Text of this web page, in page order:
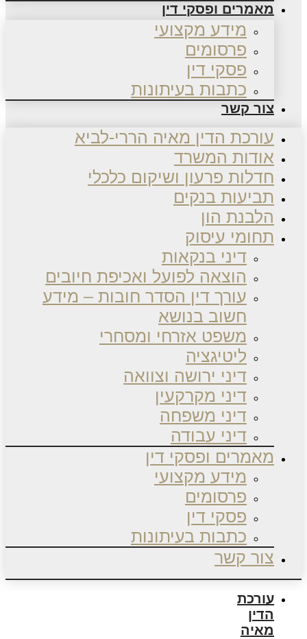
מאמרים ופסקי דין
מידע מקצועי
פרסומים
פסקי דין
כתבות בעיתונות
צור קשר
עורכת הדין מאיה הררי-לביא
אודות המשרד
חדלות פרעון ושיקום כלכלי
תביעות בנקים
הלבנת הון
תחומי עיסוק
דיני בנקאות
הוצאה לפועל ואכיפת חיובים
עורך דין הסדר חובות – מידע
חשוב בנושא
משפט אזרחי ומסחרי
ליטיגציה
דיני ירושה וצוואה
דיני מקרקעין
דיני משפחה
דיני עבודה
מאמרים ופסקי דין
מידע מקצועי
פרסומים
פסקי דין
כתבות בעיתונות
צור קשר
עורכת
הדין
מאיה